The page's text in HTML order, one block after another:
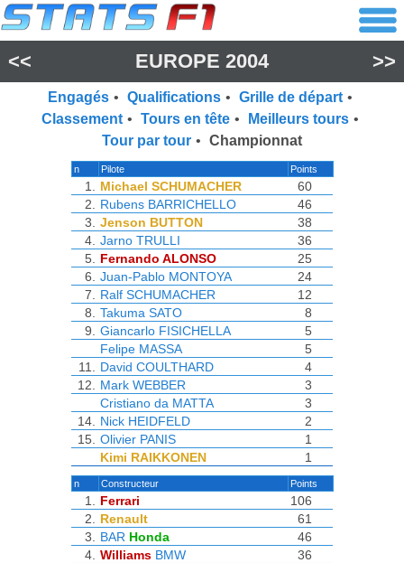
<< EUROPE 2004 >>
Engagés • Qualifications • Grille de départ •
Classement • Tours en tête • Meilleurs tours •
Tour par tour • Championnat
n Pilote Points
1. Michael SCHUMACHER
60
2.
Rubens BARRICHELLO
46
3.
Jenson BUTTON
38
4. Jarno TRULLI
36
5.
Fernando ALONSO
25
6.
Juan-Pablo MONTOYA
24
7.
Ralf SCHUMACHER
12
8.
Takuma SATO
8
9.
Giancarlo FISICHELLA
5
Felipe MASSA
5
11.
David COULTHARD
4
12.
Mark WEBBER
3
Cristiano da MATTA
3
14.
Nick HEIDFELD
2
15. Olivier PANIS
1
Kimi RAIKKONEN
1
n Constructeur Points
1. Ferrari
106
2.
Renault
61
3.
BAR Honda
46
4. Williams BMW
36